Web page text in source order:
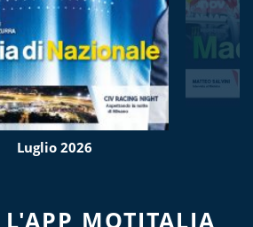
Luglio 2026
L'APP MOTITALIA